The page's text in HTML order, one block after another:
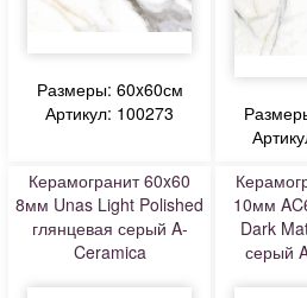
Размеры: 60x60см
Артикул: 100273
Керамогранит 60x60
8мм Unas Light Polished
глянцевая серый A-
Ceramica
10мм
Dark
серый